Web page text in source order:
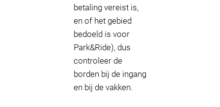
betaling vereist is,
en of het gebied
bedoeld is voor
Park&Ride), dus
controleer de
borden bij de ingang
en bij de vakken.